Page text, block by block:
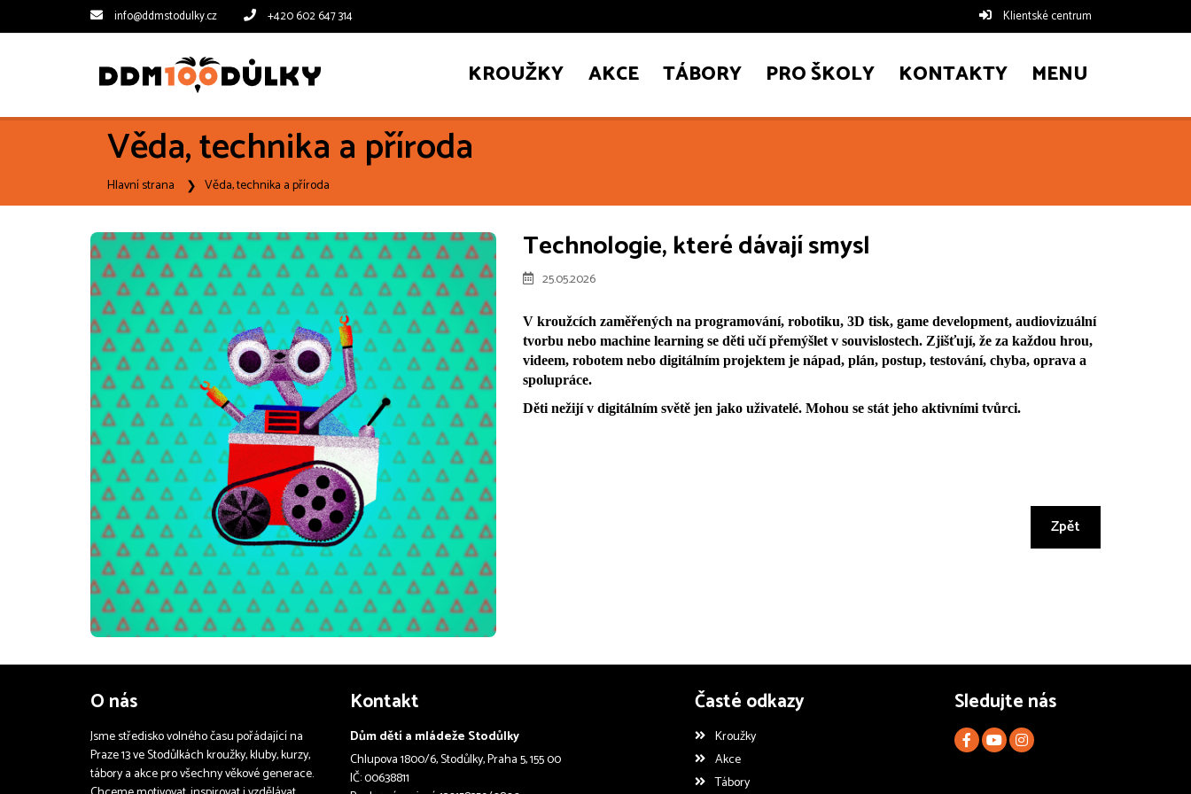
info@ddmstodulky.cz +420 602 647 314 Klientské centrum
KROUŽKY AKCE TÁBORY PRO ŠKOLY KONTAKTY MENU
Věda, technika a příroda
Hlavní strana Věda, technika a příroda
Technologie, které dávají smysl
25.05.2026
V kroužcích zaměřených na programování, robotiku, 3D tisk, game development, audiovizuální
tvorbu nebo machine learning se děti učí přemýšlet v souvislostech. Zjišťují, že za každou hrou,
videem, robotem nebo digitálním projektem je nápad, plán, postup, testování, chyba, oprava a
spolupráce.
Děti nežijí v digitálním světě jen jako uživatelé. Mohou se stát jeho aktivními tvůrci.
Zpět
O nás
Jsme středisko volného času pořádající na
Praze 13 ve Stodůlkách kroužky, kluby, kurzy,
tábory a akce pro všechny věkové generace.
Kontakt
Dům dětí a mládeže Stodůlky
Chlupova 1800/6, Stodůlky, Praha 5, 155 00
IČ: 00638811
Časté odkazy
Kroužky
Akce
Tábory
Sledujte nás